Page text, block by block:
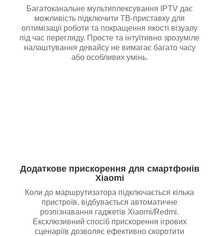
Багатоканальне мультиплексування IPTV дає
можливість підключити ТВ-приставку для
оптимізації роботи та покращення якості візуалу
під час перегляду. Просте та інтуїтивно зрозуміле
налаштування девайсу не вимагає багато часу
або особливих умінь.
Додаткове прискорення для смартфонів
Xiaomi
Коли до маршрутизатора підключається кілька
пристроїв, відбувається автоматичне
розпізнавання гаджетів Xiaomi/Redmi.
Ексклюзивний спосіб прискорення ігрових
сценаріїв дозволяє ефективно скоротити